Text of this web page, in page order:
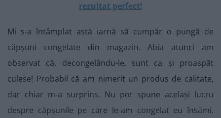
rezultat perfect!
Mi s-a întâmplat astă iarnă să cumpăr o pungă de
căpșuni congelate din magazin. Abia atunci am
observat că, decongelându-le, sunt ca și proaspăt
culese! Probabil că am nimerit un produs de calitate,
dar chiar m-a surprins. Nu pot spune același lucru
despre căpșunile pe care le-am congelat eu însămi.